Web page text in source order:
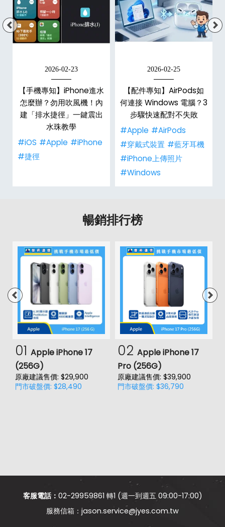
2026-02-23
【手機專知】iPhone進水
怎麼辦？勿用吹風機！內
建「排水捷徑」一鍵震出
水珠教學
#iOS #Apple #iPhone
#捷徑
2026-02-25
【配件專知】AirPods如
何連接 Windows 電腦？3
步驟快速配對不失敗
#Apple #AirPods
#穿戴式裝置 #藍牙耳機
#iPhone上傳照片
#Windows
暢銷排行榜
01 Apple iPhone 17
(256G)
原廠建議售價: $29,900
門市破盤價: $28,490
02 Apple iPhone 17
Pro (256G)
原廠建議售價: $39,900
門市破盤價: $36,790
客服電話： 02-29959861 轉1 (週一到週五 09:00-17:00)
jason.service@jyes.com.tw